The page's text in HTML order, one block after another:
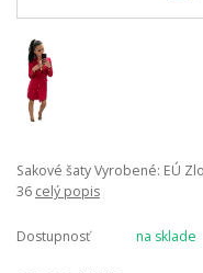
Sakové šaty Vyrobené: EÚ
36 celý popis
Dostupnosť na sklade